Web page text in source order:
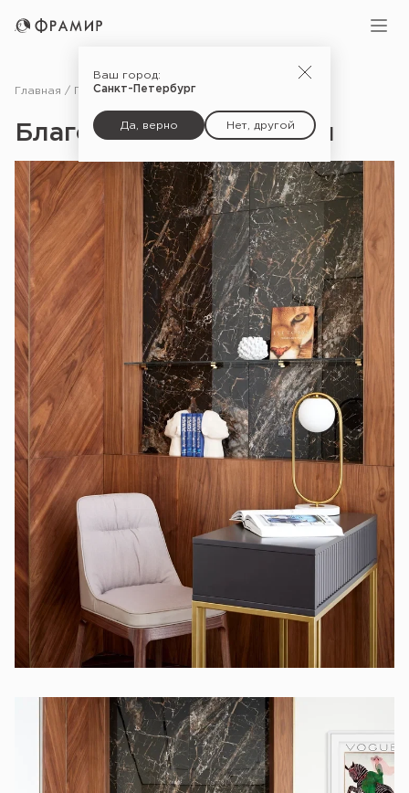
Ваш город:
Санкт-Петербург
Да, верно Нет, другой
Главная Портфолио
Благородная геометрия